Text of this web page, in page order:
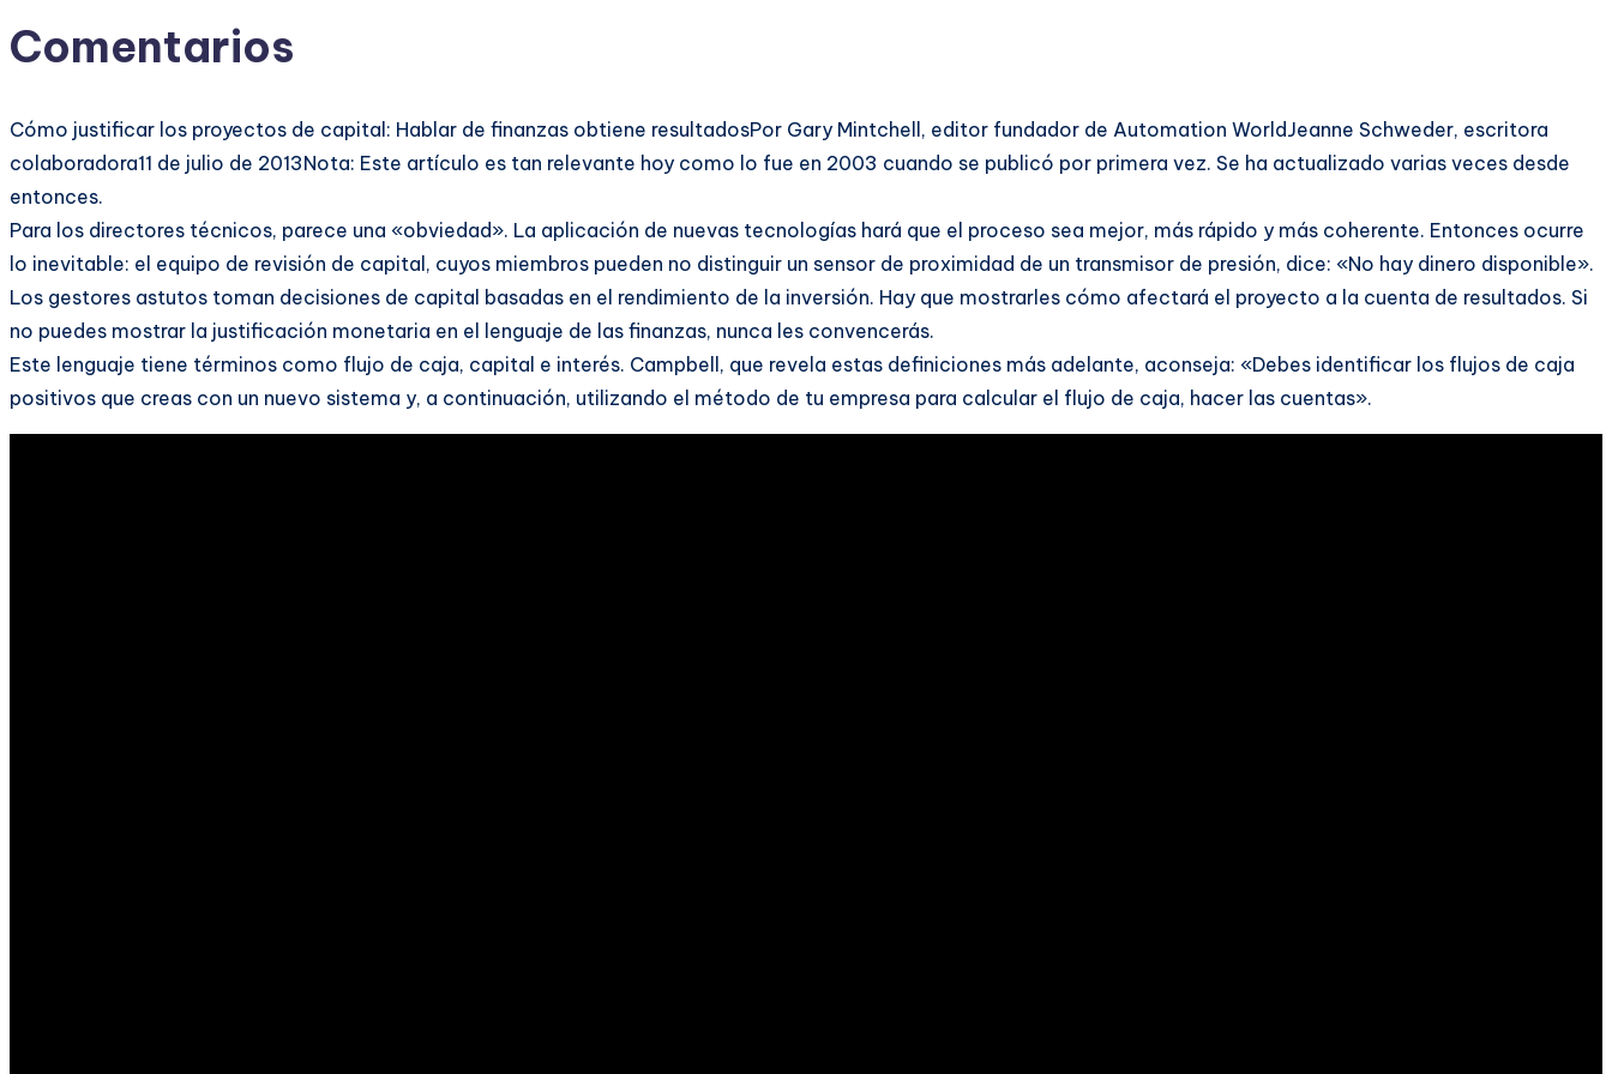
Comentarios
Cómo justificar los proyectos de capital: Hablar de finanzas obtiene resultadosPor Gary Mintchell, editor fundador de Automation WorldJeanne Schweder, escritora
colaboradora11 de julio de 2013Nota: Este artículo es tan relevante hoy como lo fue en 2003 cuando se publicó por primera vez. Se ha actualizado varias veces desde
entonces.
Para los directores técnicos, parece una «obviedad». La aplicación de nuevas tecnologías hará que el proceso sea mejor, más rápido y más coherente. Entonces ocurre
lo inevitable: el equipo de revisión de capital, cuyos miembros pueden no distinguir un sensor de proximidad de un transmisor de presión, dice: «No hay dinero disponible».
Los gestores astutos toman decisiones de capital basadas en el rendimiento de la inversión. Hay que mostrarles cómo afectará el proyecto a la cuenta de resultados. Si
no puedes mostrar la justificación monetaria en el lenguaje de las finanzas, nunca les convencerás.
Este lenguaje tiene términos como flujo de caja, capital e interés. Campbell, que revela estas definiciones más adelante, aconseja: «Debes identificar los flujos de caja
positivos que creas con un nuevo sistema y, a continuación, utilizando el método de tu empresa para calcular el flujo de caja, hacer las cuentas».